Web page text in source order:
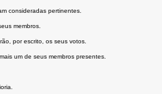
consideradas pertinentes.
membros.
por escrito, os seus votos.
um de seus membros presentes.